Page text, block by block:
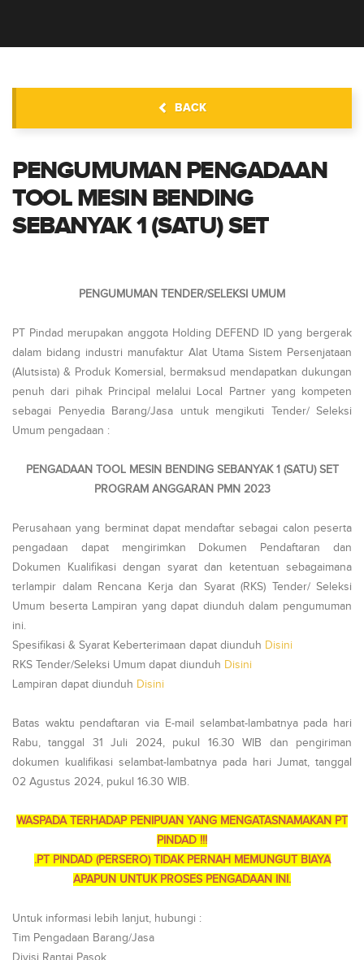
INFORMASI PENGADAAN
BACK
PENGUMUMAN PENGADAAN
TOOL MESIN BENDING
SEBANYAK 1 (SATU) SET
PENGUMUMAN TENDER/SELEKSI UMUM
PT Pindad merupakan anggota Holding DEFEND ID yang bergerak
dalam bidang industri manufaktur Alat Utama Sistem Persenjataan
(Alutsista) & Produk Komersial, bermaksud mendapatkan dukungan
penuh dari pihak Principal melalui Local Partner yang kompeten
sebagai Penyedia Barang/Jasa untuk mengikuti Tender/ Seleksi
Umum pengadaan :
PENGADAAN TOOL MESIN BENDING SEBANYAK 1 (SATU) SET
PROGRAM ANGGARAN PMN 2023
Perusahaan yang berminat dapat mendaftar sebagai calon peserta
pengadaan dapat mengirimkan Dokumen Pendaftaran dan
Dokumen Kualifikasi dengan syarat dan ketentuan sebagaimana
terlampir dalam Rencana Kerja dan Syarat (RKS) Tender/ Seleksi
Umum beserta Lampiran yang dapat diunduh dalam pengumuman
ini.
Spesifikasi & Syarat Keberterimaan dapat diunduh Disini
RKS Tender/Seleksi Umum dapat diunduh Disini
Lampiran dapat diunduh Disini
Batas waktu pendaftaran via E-mail selambat-lambatnya pada hari
Rabu, tanggal 31 Juli 2024, pukul 16.30 WIB dan pengiriman
dokumen kualifikasi selambat-lambatnya pada hari Jumat, tanggal
02 Agustus 2024, pukul 16.30 WIB.
WASPADA TERHADAP PENIPUAN YANG MENGATASNAMAKAN PT
PINDAD !!!
.PT PINDAD (PERSERO) TIDAK PERNAH MEMUNGUT BIAYA
APAPUN UNTUK PROSES PENGADAAN INI.
Untuk informasi lebih lanjut, hubungi :
Tim Pengadaan Barang/Jasa